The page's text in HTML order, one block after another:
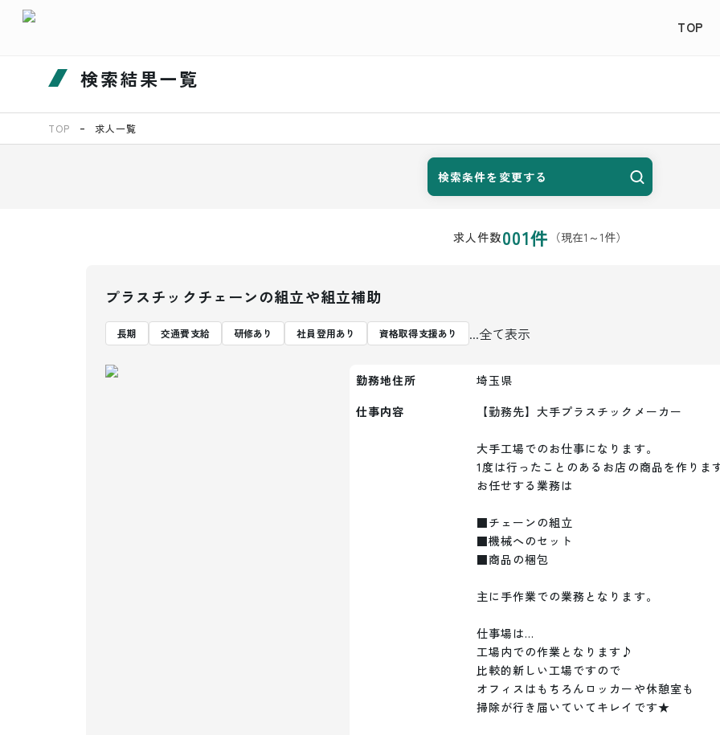
TOP
検索結果一覧
TOP 求人一覧
検索条件を変更する
求人件数001件 （現在1 ～1件）
プラスチックチェーンの組立や組立補助
長期 交通費支給 研修あり 社員登用あり 資格取得支援あり ...全て表示
勤務地住所
埼玉県
仕事内容
【勤務先】大手プラスチックメーカー
大手工場でのお仕事になります。
1度は行ったことのあるお店の商品を作りま
お任せする業務は
■チェーンの組立
■機械へのセット
■商品の梱包
主に手作業での業務となります。
仕事場は…
工場内での作業となります♪
比較的新しい工場ですので
オフィスはもちろんロッカーや休憩室も
掃除が行き届いていてキレイです★